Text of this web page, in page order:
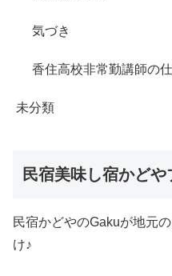
気づき
香住高校非常勤講師の
未分類
民宿美味し宿かどや
民宿かどやのGakuが地元
け♪